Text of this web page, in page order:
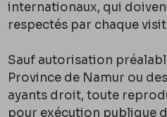
internationaux, qui
respectés par chaque
Sauf autorisation
Province de Namur ou
ayants droit, toute
pour exécution publique